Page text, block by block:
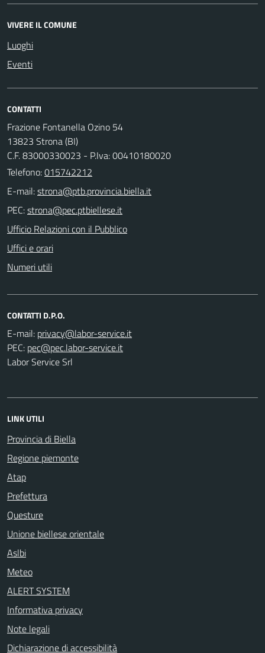
VIVERE IL COMUNE
Luoghi
Eventi
CONTATTI
Frazione Fontanella Ozino 54
13823 Strona (BI)
C.F. 83000330023 - P.Iva: 00410180020
Telefono:015742212
E-mail:
PEC:
Ufficio Relazioni con il Pubblico
Uffici e orari
Numeri utili
CONTATTI D.P.O.
E-mail:
PEC:
Labor Service Srl
LINK UTILI
Provincia di Biella
Regione piemonte
Atap
Prefettura
Questure
Unione biellese orientale
Aslbi
Meteo
ALERT SYSTEM
Informativa privacy
Note legali
Dichiarazione di accessibilità